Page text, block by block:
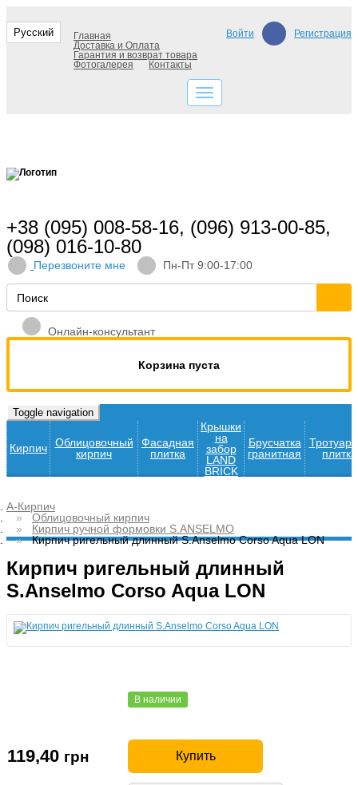
Русский Войти Регистрация
Главная
Доставка и Оплата
Гарантия и возврат товара
Фотогалерея
Контакты
+38 (095) 008-58-16, (096) 913-00-85,
(098) 016-10-80
Перезвоните мне Пн-Пт 9:00-17:00
Онлайн-консультант
Корзина пуста
Toggle navigation
Кирпич
Облицовочный
кирпич
Фасадная
плитка
Крышки
на
забор
LAND
BRICK
Брусчатка
гранитная
плитка
А-Кирпич
Облицовочный кирпич
Кирпич ручной формовки S.ANSELMO
Кирпич ригельный длинный S.Anselmo Corso Aqua LON
Кирпич ригельный длинный
S.Anselmo Corso Aqua LON
В наличии
119,40 грн Купить